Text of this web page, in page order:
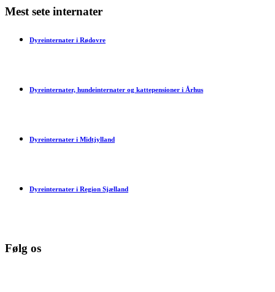
Mest sete internater
Dyreinternater i Rødovre
Dyreinternater, hundeinternater og kattepensioner i Århus
Dyreinternater i Midtjylland
Dyreinternater i Region Sjælland
Følg os